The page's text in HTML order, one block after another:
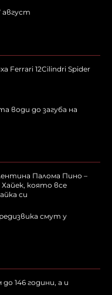
Ferrari 12Cilindri Spider
води до загуба на
Палома Пино –
която все
си
смут у
146 години, а и